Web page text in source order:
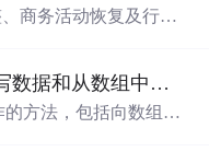
配置示例。最后，通
商务活动恢复及行业
这一年特殊的意义，
第058篇：VBA之向数组中写数据和从数组中取数据
方法，包括向数组写